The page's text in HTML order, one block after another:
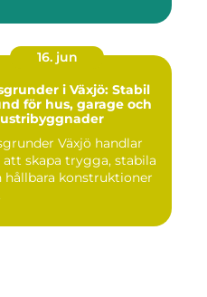
16. jun
i Växjö: Stabil
för hus, garage och
Växjö handlar
skapa trygga, stabila
hållbara konstruktioner